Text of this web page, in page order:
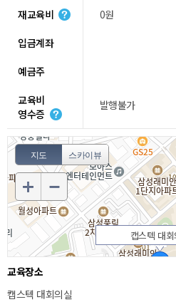
재교육비
0원
입금계좌
예금주
교육비
영수증
발행불가
지도 스카이뷰
캡스텍 대회
교육장소
캡스텍 대회의실